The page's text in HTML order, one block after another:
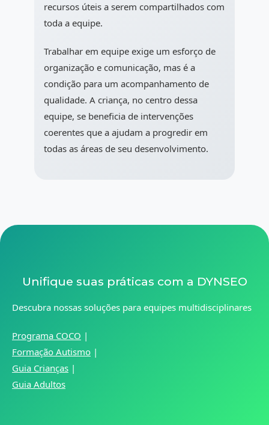
recursos úteis a serem compartilhados com
toda a equipe.
Trabalhar em equipe exige um esforço de
organização e comunicação, mas é a
condição para um acompanhamento de
qualidade. A criança, no centro dessa
equipe, se beneficia de intervenções
coerentes que a ajudam a progredir em
todas as áreas de seu desenvolvimento.
Unifique suas práticas com a DYNSEO
Descubra nossas soluções para equipes multidisciplinares
Programa COCO |
Formação Autismo |
Guia Crianças |
Guia Adultos